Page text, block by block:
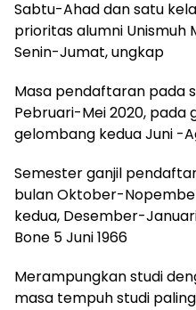
Sabtu-Ahad dan satu
prioritas alumni Unismuh
Senin-Jumat, ungkap
Masa pendaftaran pada
Pebruari-Mei 2020,
gelombang kedua Juni -
Semester ganjil
bulan Oktober-
kedua, Desember-
Bone 5 Juni 1966
Merampungkan studi
masa tempuh studi